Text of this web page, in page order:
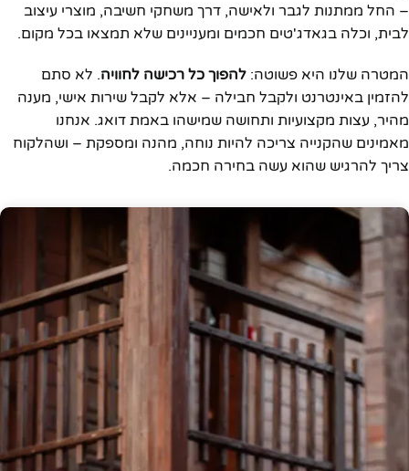
– החל ממתנות לגבר ולאישה, דרך משחקי חשיבה, מוצרי עיצוב
לבית, וכלה בגאדג'טים חכמים ומעניינים שלא תמצאו בכל מקום.
המטרה שלנו היא פשוטה: להפוך כל רכישה לחוויה. לא סתם
להזמין באינטרנט ולקבל חבילה – אלא לקבל שירות אישי, מענה
מהיר, עצות מקצועיות ותחושה שמישהו באמת דואג. אנחנו
מאמינים שהקנייה צריכה להיות נוחה, מהנה ומספקת – ושהלקוח
צריך להרגיש שהוא עשה בחירה חכמה.